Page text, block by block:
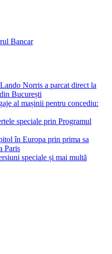
Norris a parcat direct la
București
al mașinii pentru concediu:
speciale prin Programul
în Europa prin prima sa
Paris
speciale și mai multă